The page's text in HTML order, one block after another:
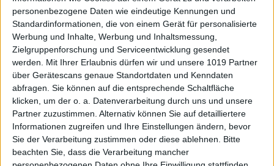
personenbezogene Daten wie eindeutige Kennungen und
Standardinformationen, die von einem Gerät für personalisierte
Werbung und Inhalte, Werbung und Inhaltsmessung,
Zielgruppenforschung und Serviceentwicklung gesendet
werden.
Mit Ihrer Erlaubnis dürfen wir und unsere 1019 Partner
über Gerätescans genaue Standortdaten und Kenndaten
abfragen. Sie können auf die entsprechende Schaltfläche
klicken, um der o. a. Datenverarbeitung durch uns und unsere
Partner zuzustimmen. Alternativ können Sie auf detailliertere
Informationen zugreifen und Ihre Einstellungen ändern, bevor
Sie der Verarbeitung zustimmen oder diese ablehnen.
Bitte
beachten Sie, dass die Verarbeitung mancher